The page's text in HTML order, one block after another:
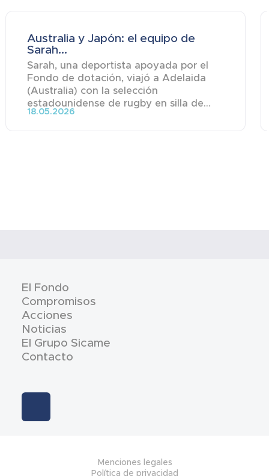
Australia y Japón: el equipo de
Sarah...
Sarah, una deportista apoyada por el
Fondo de dotación, viajó a Adelaida
(Australia) con la selección
estadounidense de rugby en silla de...
18.05.2026
El Fondo
Compromisos
Acciones
Noticias
El Grupo Sicame
Contacto
Menciones legales
Política de privacidad